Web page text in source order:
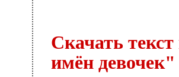
Скачать
имён